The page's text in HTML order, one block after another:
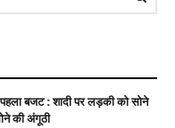
बजट : शादी पर लड़की को सोने
की अंगूठी